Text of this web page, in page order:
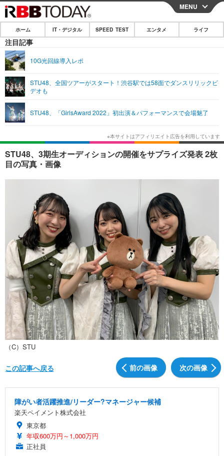
CLOSE
ホーム
IT・デジタル
ショッピング その他
SPEED TEST
エンタメ
エンタメTOP 映画・ドラマ
韓国・芸能
音楽 スポーツ
ショッピング その他
ライフ
ライフTOP グルメ
ペット ショッピング
その他
リリース一覧
プッシュ通知の停止方法
MENU
ホーム IT・デジタル SPEED TEST エンタメ ライフ
注目記事
10G光回線導入レポ
STU48、全国ツアーがスタート！渋谷駅では58面でダンスリリックビ
デオも
STU48、「GirlsAward 2022」初出演＆パフォーマンスで会場魅了
STU48、3期生オーディションの開催をサプライズ発表 2枚
目の写真・画像
（C）STU
前の画像 次の画像
この記事へ戻る
障がい者活躍推進/リーダー?マネージャー候補
楽天ペイメント株式会社
東京都
年収600万円～1,000万円
正社員